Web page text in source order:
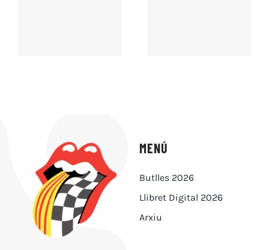
MENÚ
Butlles 2026
Llibret Digital 2026
Arxiu